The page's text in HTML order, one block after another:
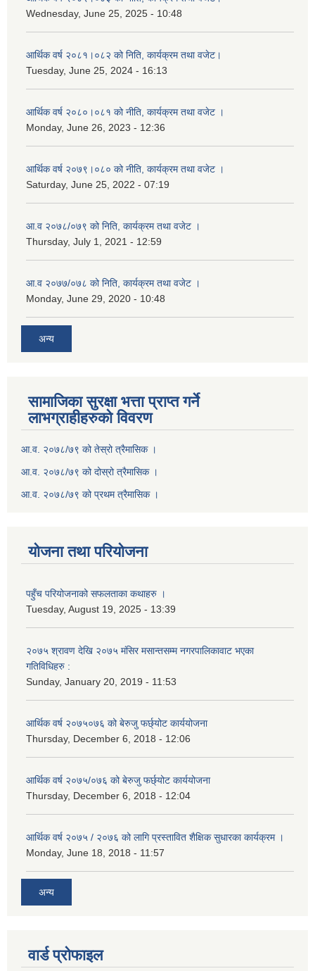
Wednesday, June 25, 2025 - 10:48
आर्थिक वर्ष २०८१।०८२ को निति, कार्यक्रम तथा वजेट।
Tuesday, June 25, 2024 - 16:13
आर्थिक वर्ष २०८०।०८१ को नीति, कार्यक्रम तथा वजेट ।
Monday, June 26, 2023 - 12:36
आर्थिक वर्ष २०७९।०८० को नीति, कार्यक्रम तथा वजेट ।
Saturday, June 25, 2022 - 07:19
आ.व २०७८/०७९ को निति, कार्यक्रम तथा वजेट ।
Thursday, July 1, 2021 - 12:59
आ.व २०७७/०७८ को निति, कार्यक्रम तथा वजेट ।
Monday, June 29, 2020 - 10:48
अन्य
सामाजिका सुरक्षा भत्ता प्राप्त गर्ने
लाभग्राहीहरुको विवरण
आ.व. २०७८/७९ को तेस्रो त्रैमासिक ।
आ.व. २०७८/७९ को दोस्रो त्रैमासिक ।
आ.व. २०७८/७९ को प्रथम त्रैमासिक ।
योजना तथा परियोजना
पहुँच परियोजनाको सफलताका कथाहरु ।
Tuesday, August 19, 2025 - 13:39
२०७५ श्रावण देखि २०७५ मंसिर मसान्तसम्म नगरपालिकावाट भएका
गतिविधिहरु :
Sunday, January 20, 2019 - 11:53
आर्थिक वर्ष २०७५०७६ को बेरुजु फर्छ्योट कार्ययोजना
Thursday, December 6, 2018 - 12:06
आर्थिक वर्ष २०७५/०७६ को बेरुजु फर्छ्योट कार्ययोजना
Thursday, December 6, 2018 - 12:04
आर्थिक वर्ष २०७५ / २०७६ को लागि प्रस्तावित शैक्षिक सुधारका कार्यक्रम ।
Monday, June 18, 2018 - 11:57
अन्य
वार्ड प्रोफाइल